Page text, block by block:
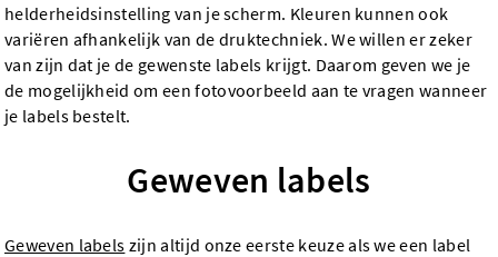
helderheidsinstelling van je scherm. Kleuren kunnen ook
variëren afhankelijk van de druktechniek. We willen er zeker
van zijn dat je de gewenste labels krijgt. Daarom geven we je
de mogelijkheid om een fotovoorbeeld aan te vragen wanneer
je labels bestelt.
Geweven labels
Geweven labels zijn altijd onze eerste keuze als we een label